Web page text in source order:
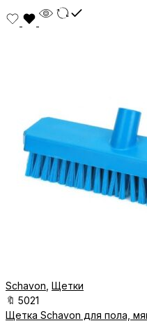
Schavon Щетки
🔖 5021
Щетка Schavon для пола,